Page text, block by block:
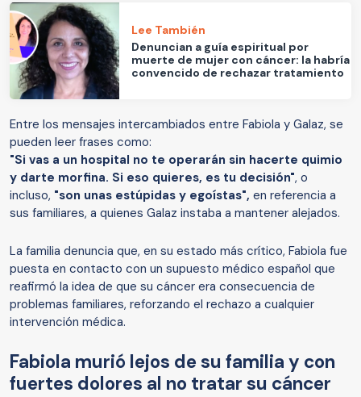
Lee También
Denuncian a guía espiritual por
muerte de mujer con cáncer: la habría
convencido de rechazar tratamiento
Entre los mensajes intercambiados entre Fabiola y Galaz, se
pueden leer frases como:
"Si vas a un hospital no te operarán sin hacerte quimio
y darte morfina. Si eso quieres, es tu decisión", o
incluso, "son unas estúpidas y egoístas", en referencia a
sus familiares, a quienes Galaz instaba a mantener alejados.
La familia denuncia que, en su estado más crítico, Fabiola fue
puesta en contacto con un supuesto médico español que
reafirmó la idea de que su cáncer era consecuencia de
problemas familiares, reforzando el rechazo a cualquier
intervención médica.
Fabiola murió lejos de su familia y con
fuertes dolores al no tratar su cáncer